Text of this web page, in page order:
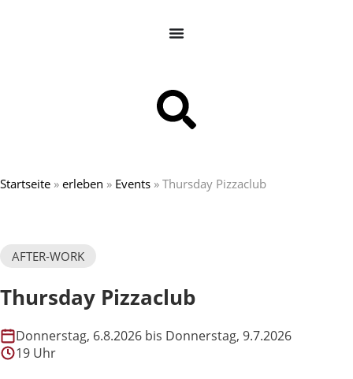
Startseite » erleben » Events » Thursday Pizzaclub
AFTER-WORK
Thursday Pizzaclub
Donnerstag, 6.8.2026 bis Donnerstag, 9.7.2026
19 Uhr